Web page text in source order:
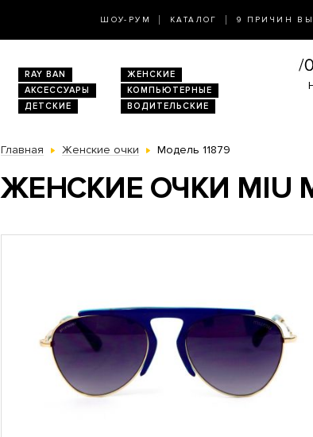
ШОУ-РУМ КАТАЛОГ 9 ПРИЧИН
RAY BAN
ЖЕНСКИЕ
АКСЕССУАРЫ
КОМПЬЮТЕРНЫЕ
ДЕТСКИЕ ВОДИТЕЛЬСКИЕ
Главная Женские очки Модель 11879
ЖЕНСКИЕ ОЧКИ MIU